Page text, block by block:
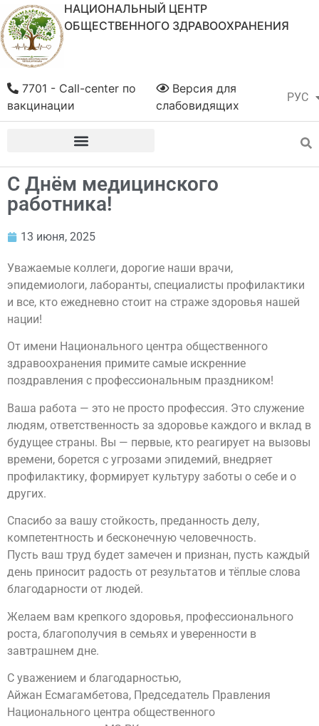
НАЦИОНАЛЬНЫЙ ЦЕНТР
ОБЩЕСТВЕННОГО ЗДРАВООХРАНЕНИЯ
РУС
ҚАЗ
Версия для
слабовидящих
7701 - Call-center по
вакцинации
С Днём медицинского
работника!
13 июня, 2025
Уважаемые коллеги, дорогие наши врачи,
эпидемиологи, лаборанты, специалисты профилактики
и все, кто ежедневно стоит на страже здоровья нашей
нации!
От имени Национального центра общественного
здравоохранения примите самые искренние
поздравления с профессиональным праздником!
Ваша работа — это не просто профессия. Это служение
людям, ответственность за здоровье каждого и вклад в
будущее страны. Вы — первые, кто реагирует на вызовы
времени, борется с угрозами эпидемий, внедряет
профилактику, формирует культуру заботы о себе и о
других.
Спасибо за вашу стойкость, преданность делу,
компетентность и бесконечную человечность.
Пусть ваш труд будет замечен и признан, пусть каждый
день приносит радость от результатов и тёплые слова
благодарности от людей.
Желаем вам крепкого здоровья, профессионального
роста, благополучия в семьях и уверенности в
завтрашнем дне.
С уважением и благодарностью,
Айжан Есмагамбетова, Председатель Правления
Национального центра общественного